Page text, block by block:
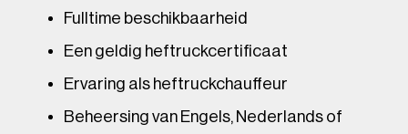
Fulltime beschikbaarheid
Een geldig heftruckcertificaat
Ervaring als heftruckchauffeur
Beheersing van Engels, Nederlands of